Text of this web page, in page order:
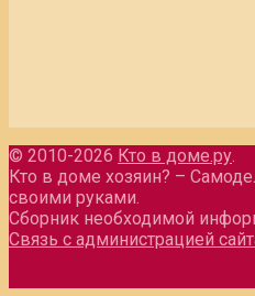
© 2010-2026 Кто в доме.ру.
Кто в доме хозяин? –
своими руками.
Сборник необходимой
Связь с администрацией